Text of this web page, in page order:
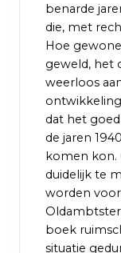
benarde
die, met
Hoe
geweld, het
weerloos
dat het
de jaren
komen kon.
duidelijk te
worden
boek
situatie